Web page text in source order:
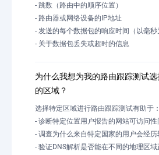
- 跳数（路由中的顺序位置）
- 路由器或网络设备的IP地址
- 发送的每个数据包的响应时间（以毫秒
- 关于数据包丢失或超时的信息
为什么我想为我的路由跟踪测试
的区域？
选择特定区域进行路由跟踪测试有助于：
- 诊断特定位置用户报告的网站可访问性
- 调查为什么来自特定国家的用户会经
- 验证DNS解析是否能在不同的地理区